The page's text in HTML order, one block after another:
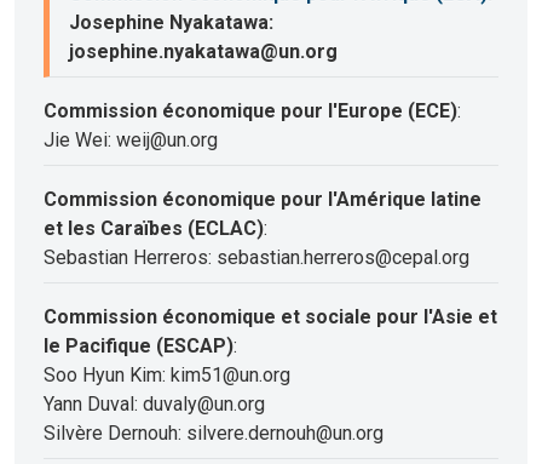
Josephine Nyakatawa:
josephine.nyakatawa@un.org
Commission économique pour l'Europe (ECE):
Jie Wei: weij@un.org
Commission économique pour l'Amérique latine
et les Caraïbes (ECLAC):
Sebastian Herreros: sebastian.herreros@cepal.org
Commission économique et sociale pour l'Asie et
le Pacifique (ESCAP):
Soo Hyun Kim: kim51@un.org
Yann Duval: duvaly@un.org
Silvère Dernouh: silvere.dernouh@un.org